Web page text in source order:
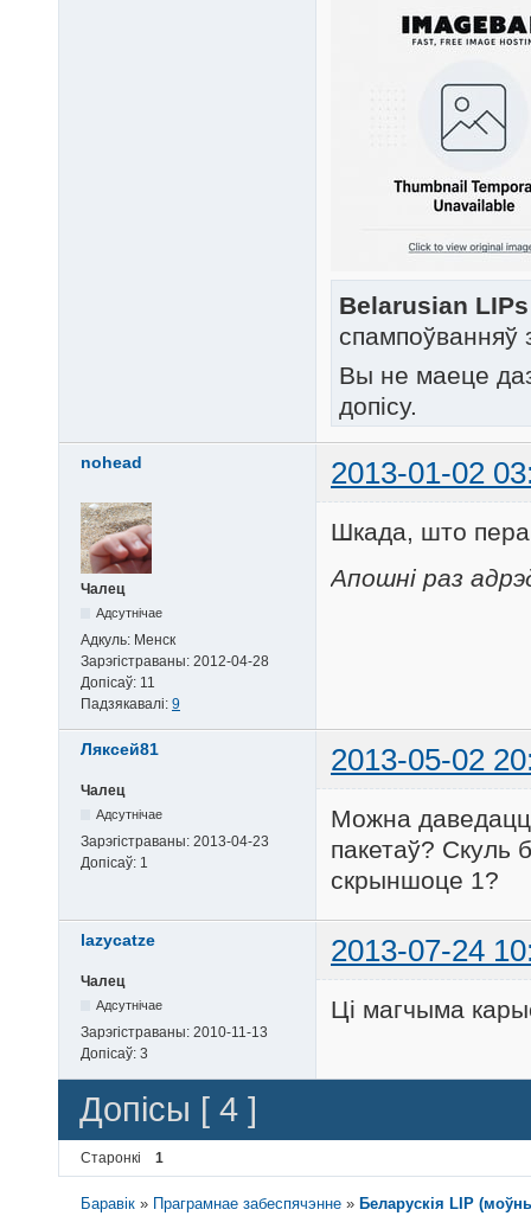
Belarusian
Вы не маеце
допісу.
nohead 2013-01-02
Чалец
Адсутнічае
Адкуль: Менск
Зарэгістраваны: 2012-04-28
Допісаў: 11
Падзякавалі: 9
Шкада, што
Апошні раз
Ляксей81 2013-05-02
Чалец
Адсутнічае
Зарэгістраваны: 2013-04-23
Допісаў: 1
Можна
пакетаў? Скуль
скрыншоце 1?
lazycatze 2013-07-24
Чалец
Адсутнічае
Зарэгістраваны: 2010-11-13
Допісаў: 3
Цi магчыма
Допісы [ 4 ]
Старонкі 1
Баравік » Праграмнае забеспячэнне »Беларускія LIP